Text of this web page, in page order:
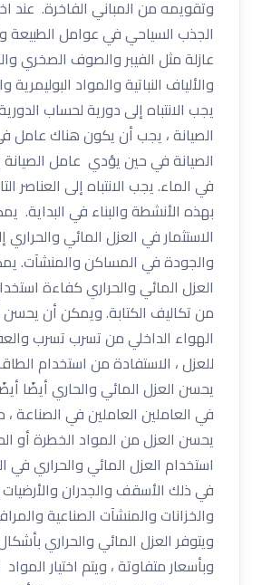
وتقويمه من المباني الفاخرة. عند
الجذب السياحي في عوامل الطبيعة
عازلة مثل الفيبر والصوف الصخري
والألياف النباتية والمواد
يجب الانتباه إلى دورية لحساب
الصيانة ، يجب أن يكون هناك
الصيانة في حين يؤدي عامل
في الماء. يجب الانتباه إلى العناصر
بهذه الأنشطة والبناء في البداية.
الاستثمار في العزل المائي
والجودة في المساكن والمنشآت.
العزل المائي والحراري كفاءة
من تكاليف الكتابة. ويمكن أن
الهواء الداخلي من تسرب تسرب
للعزل ، الاستفادة من استخدام
يحسن العزل المائي والحاري أيضًا
في العاملين العاملين في الصناعة
يحسن العزل من المواد الخطرة أو
استخدام العزل المائي والحراري في
في ذلك الأسقف والجدران والأرضيات
والخزانات والمنشآت الصناعية
ويتوفر العزل المائي والحراري
وبأسعار متفاوتة ، ويتم اختيار